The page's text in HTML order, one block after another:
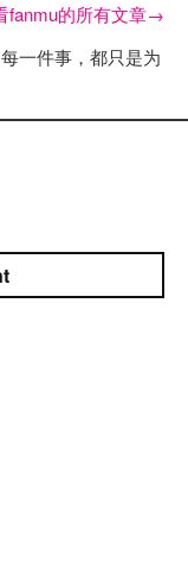
fanmu的所有文章→
一件事，都只是为